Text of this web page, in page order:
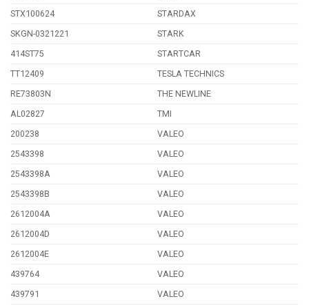
STX100624
STARDAX
SKGN-0321221
STARK
414ST75
STARTCAR
TT12409
TESLA TECHNICS
RE73803N
THE NEWLINE
AL02827
TMI
200238
VALEO
2543398
VALEO
2543398A
VALEO
2543398B
VALEO
2612004A
VALEO
2612004D
VALEO
2612004E
VALEO
439764
VALEO
439791
VALEO